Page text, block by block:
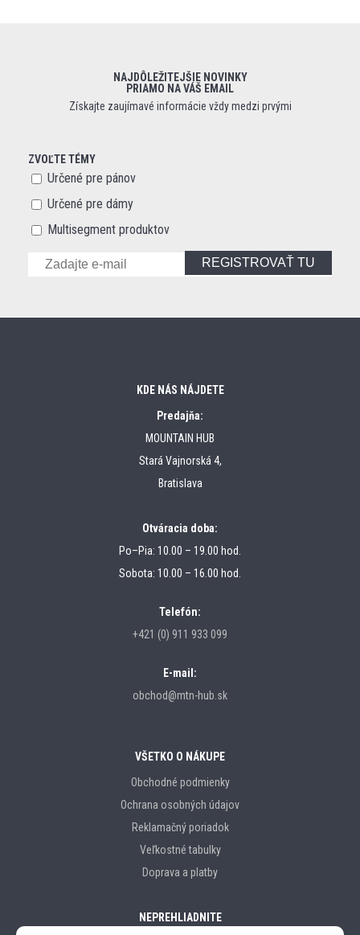
NAJDÔLEŽITEJŠIE NOVINKY
PRIAMO NA VÁŠ EMAIL
Získajte zaujímavé informácie vždy medzi prvými
ZVOĽTE TÉMY
Určené pre pánov
Určené pre dámy
Multisegment produktov
REGISTROVAŤ TU
KDE NÁS NÁJDETE
Predajňa:
MOUNTAIN HUB
Stará Vajnorská 4,
Bratislava
Otváracia doba:
Po–Pia: 10.00 – 19.00 hod.
Sobota: 10.00 – 16.00 hod.
Telefón:
+421 (0) 911 933 099
E-mail:
obchod@mtn-hub.sk
VŠETKO O NÁKUPE
Obchodné podmienky
Ochrana osobných údajov
Reklamačný poriadok
Veľkostné tabulky
Doprava a platby
NEPREHLIADNITE